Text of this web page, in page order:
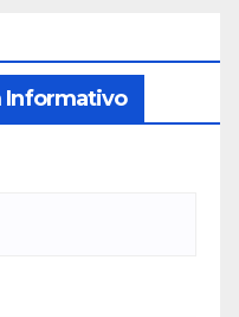
Informativo